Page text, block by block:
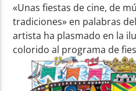
«Unas fiestas de cine, de
tradiciones» en palabras
artista ha plasmado en la
colorido al programa de